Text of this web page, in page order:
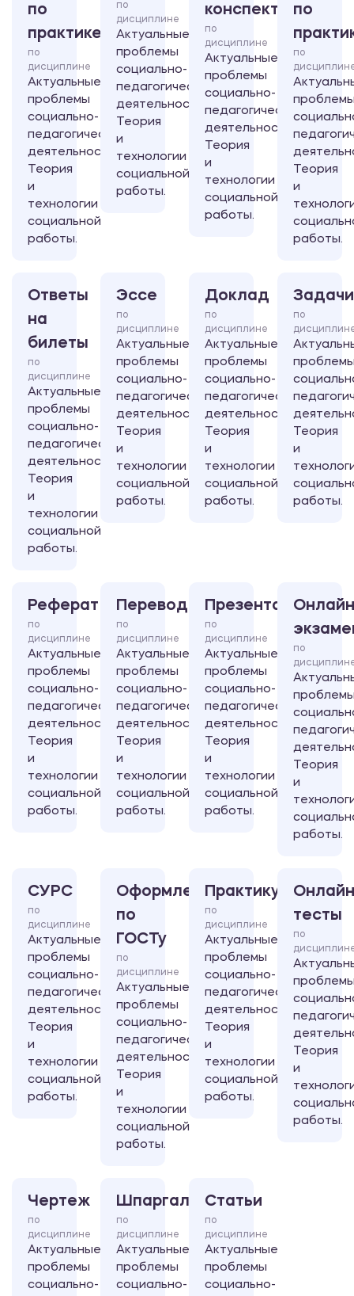
по
практике
по
дисциплине
Актуальные
проблемы
социально-
педагогической
деятельности.
Теория
и
технологии
социальной
работы.
по
дисциплине
Актуальные
проблемы
социально-
педагогической
деятельности.
Теория
и
технологии
социальной
работы.
конспект
по
дисциплине
Актуальные
проблемы
социально-
педагогической
деятельности.
Теория
и
технологии
социальной
работы.
по
по
Теория
и
работы.
Ответы
на
билеты
по
дисциплине
Актуальные
проблемы
социально-
педагогической
деятельности.
Теория
и
технологии
социальной
работы.
Эссе
по
дисциплине
Актуальные
проблемы
социально-
педагогической
деятельности.
Теория
и
технологии
социальной
работы.
Доклад
по
дисциплине
Актуальные
проблемы
социально-
педагогической
деятельности.
Теория
и
технологии
социальной
работы.
Задачи
по
Теория
и
работы.
Реферат
по
дисциплине
Актуальные
проблемы
социально-
педагогической
деятельности.
Теория
и
технологии
социальной
работы.
Перевод
по
дисциплине
Актуальные
проблемы
социально-
педагогической
деятельности.
Теория
и
технологии
социальной
работы.
Презентация
по
дисциплине
Актуальные
проблемы
социально-
педагогической
деятельности.
Теория
и
технологии
социальной
работы.
по
Теория
и
работы.
СУРС
по
дисциплине
Актуальные
проблемы
социально-
педагогической
деятельности.
Теория
и
технологии
социальной
работы.
Оформление
по
ГОСТу
по
дисциплине
Актуальные
проблемы
социально-
педагогической
деятельности.
Теория
и
технологии
социальной
работы.
Практикум
по
дисциплине
Актуальные
проблемы
социально-
педагогической
деятельности.
Теория
и
технологии
социальной
работы.
тесты
по
Теория
и
работы.
Чертеж
по
дисциплине
Актуальные
проблемы
социально-
Шпаргалка
по
дисциплине
Актуальные
проблемы
социально-
Статьи
по
дисциплине
Актуальные
проблемы
социально-